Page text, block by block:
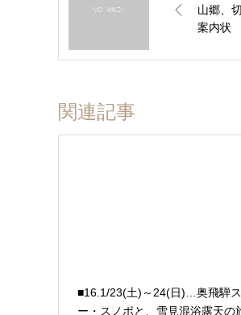
山郷、
案内状
関連記事
■16.1/23(土)～24(日)…奥飛騨
ー・スノボと、雪見混浴露天の